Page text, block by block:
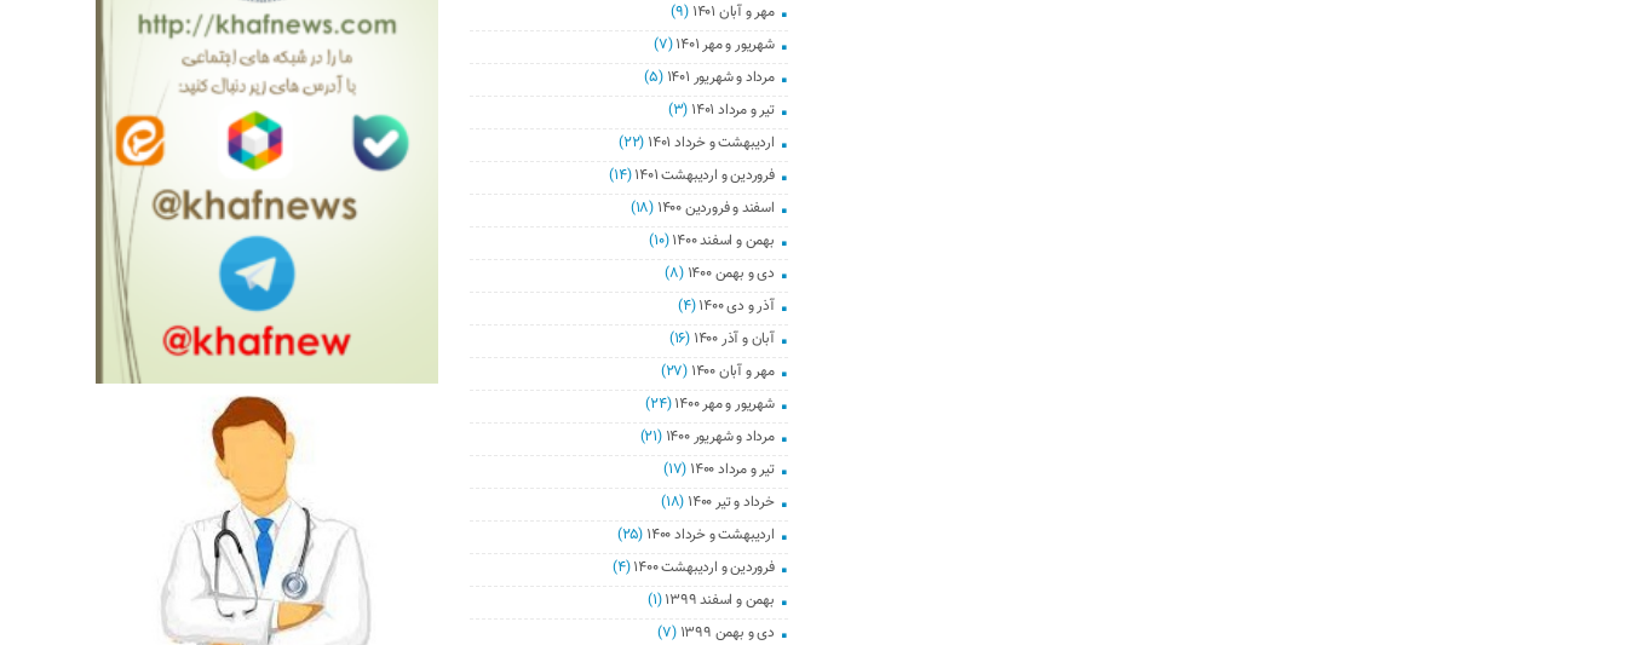
مهر و آبان ۱۴۰۱
(۹)
شهریور و مهر ۱۴۰۱
(۷)
مرداد و شهریور ۱۴۰۱
(۵)
تیر و مرداد ۱۴۰۱
(۳)
اردیبهشت و خرداد ۱۴۰۱
(۲۲)
فروردین و اردیبهشت ۱۴۰۱
(۱۴)
اسفند و فروردین ۱۴۰۰
(۱۸)
بهمن و اسفند ۱۴۰۰
(۱۰)
دی و بهمن ۱۴۰۰
(۸)
آذر و دی ۱۴۰۰
(۴)
آبان و آذر ۱۴۰۰
(۱۶)
مهر و آبان ۱۴۰۰
(۲۷)
شهریور و مهر ۱۴۰۰
(۲۴)
مرداد و شهریور ۱۴۰۰
(۲۱)
تیر و مرداد ۱۴۰۰
(۱۷)
خرداد و تیر ۱۴۰۰
(۱۸)
اردیبهشت و خرداد ۱۴۰۰
(۲۵)
فروردین و اردیبهشت ۱۴۰۰
(۴)
بهمن و اسفند ۱۳۹۹
(۱)
دی و بهمن ۱۳۹۹
(۷)